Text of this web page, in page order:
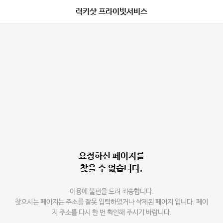
럭키샷 프라이빗서비스
요청하신 페이지를
찾을 수 없습니다.
이용에 불편을 드려 죄송합니다.
찾으시는 페이지는 주소를 잘못 입력하였거나 삭제된 페이지 입니다. 페이
지 주소를 다시 한 번 확인해 주시기 바랍니다.